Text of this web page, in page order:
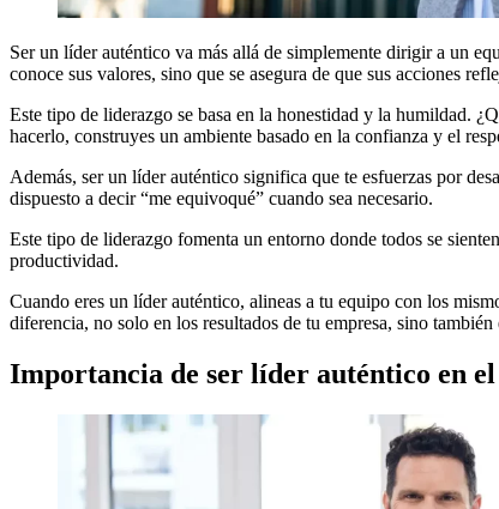
Ser un líder auténtico va más allá de simplemente dirigir a un
conoce sus valores, sino que se asegura de que sus acciones
Este tipo de liderazgo se basa en la honestidad y la humildad.
hacerlo, construyes un ambiente basado en la confianza y el
Además, ser un líder auténtico significa que te esfuerzas por
dispuesto a decir “me equivoqué” cuando sea necesario.
Este tipo de liderazgo fomenta un entorno donde todos se
productividad.
Cuando eres un líder auténtico, alineas a tu equipo con los
diferencia, no solo en los resultados de tu empresa, sino
Importancia de ser líder auténtico en